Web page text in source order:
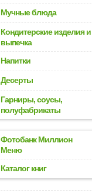
Мучные блюда
Кондитерские изделия и
выпечка
Напитки
Десерты
Гарниры, соусы,
полуфабрикаты
Фотобанк Миллион
Меню
Каталог книг